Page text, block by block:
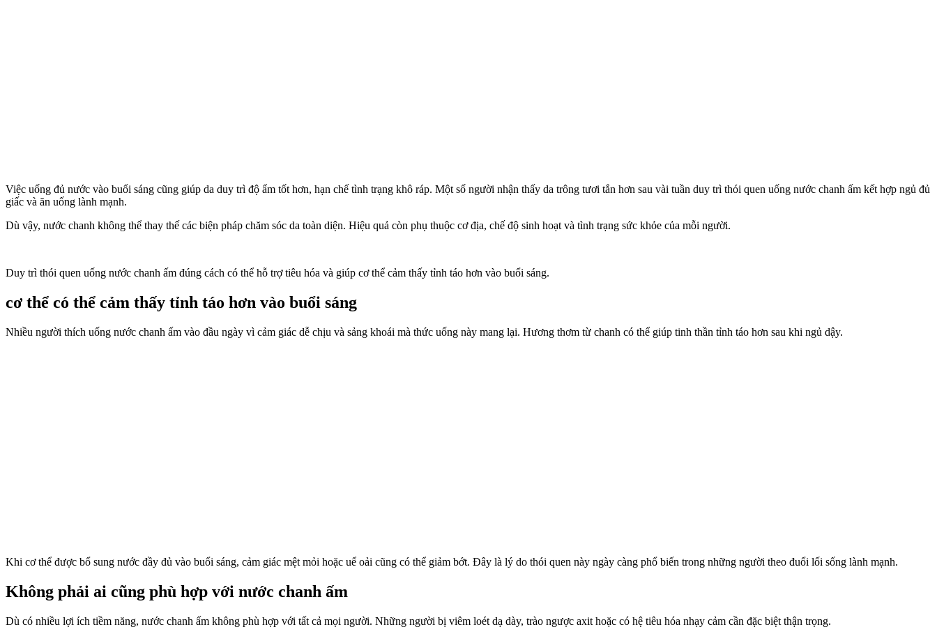
Việc uống đủ nước vào buổi sáng cũng giúp da duy trì độ ẩm tốt hơn, hạn chế tình trạng khô ráp. Một số người nhận thấy da trông tươi tắn hơn sau vài tuần duy trì thói quen uống nước chanh ấm kết hợp ngủ đủ
giấc và ăn uống lành mạnh.
Dù vậy, nước chanh không thể thay thế các biện pháp chăm sóc da toàn diện. Hiệu quả còn phụ thuộc cơ địa, chế độ sinh hoạt và tình trạng sức khỏe của mỗi người.
Duy trì thói quen uống nước chanh ấm đúng cách có thể hỗ trợ tiêu hóa và giúp c‌ơ th‌ể cảm thấy tỉnh táo hơn vào buổi sáng.
c‌ơ th‌ể có thể cảm thấy tỉnh táo hơn vào buổi sáng
Nhiều người thích uống nước chanh ấm vào đầu ngày vì cảm giác dễ chịu và sảng khoái mà thức uống này mang lại. Hương thơm từ chanh có thể giúp tinh thần tỉnh táo hơn sau khi ngủ dậy.
Khi c‌ơ th‌ể được bổ sung nước đầy đủ vào buổi sáng, cảm giác mệt mỏi hoặc uể oải cũng có thể giảm bớt. Đây là lý do thói quen này ngày càng phổ biến trong những người theo đuổi lối sống lành mạnh.
Không phải ai cũng phù hợp với nước chanh ấm
Dù có nhiều lợi ích tiềm năng, nước chanh ấm không phù hợp với tất cả mọi người. Những người bị viêm loét dạ dày, trào ngược axit hoặc có hệ tiêu hóa nhạ‌y cả‌m cần đặc biệt thận trọng.